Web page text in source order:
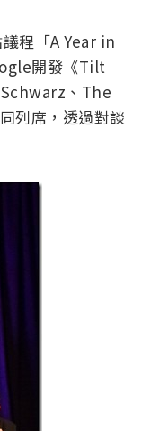
程「A Year in
開發《Tilt
、The
列席，透過對談